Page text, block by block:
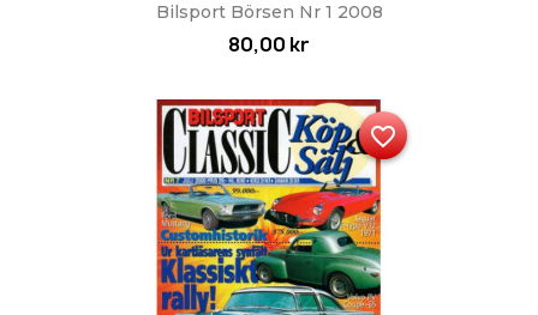
Bilsport Börsen Nr 1 2008
80,00 kr
favorite_border